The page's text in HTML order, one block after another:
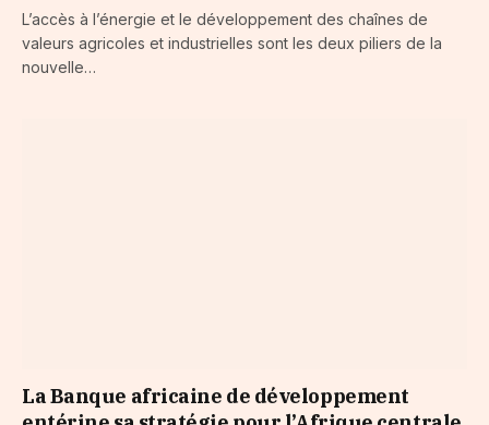
L’accès à l’énergie et le développement des chaînes de
valeurs agricoles et industrielles sont les deux piliers de la
nouvelle…
La Banque africaine de développement